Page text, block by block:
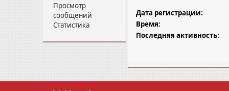
Просмотр
сообщений
Статистика
Дата регистрации:
Время:
Последняя активность: